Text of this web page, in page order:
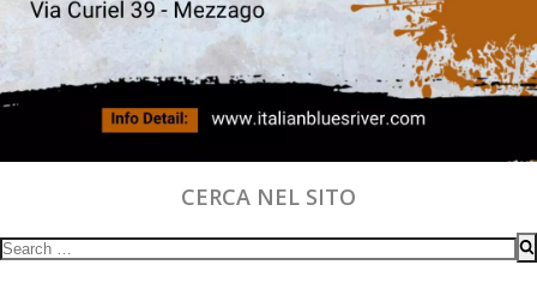
CERCA NEL SITO
Search